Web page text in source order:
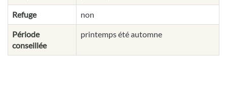
Refuge non
Période
conseillée
printemps été automne